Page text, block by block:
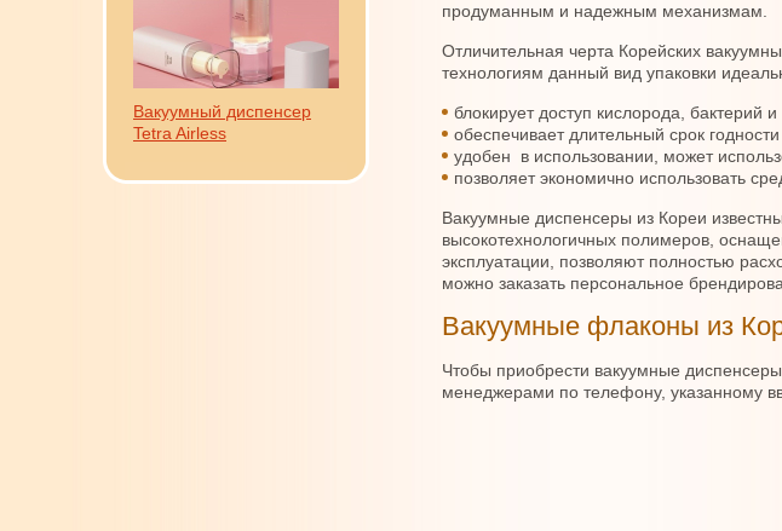
Вакуумный диспенсер
Tetra Airless
продуманным и надежным механизмам.
Отличительная черта Корейских
технологиям данный вид упаковки
блокирует доступ кислорода, бактерий
обеспечивает длительный срок
удобен в использовании, может
позволяет экономично использовать
Вакуумные диспенсеры из Кореи
высокотехнологичных полимеров,
эксплуатации, позволяют полностью
можно заказать персональное
Вакуумные флаконы из
Чтобы приобрести вакуумные
менеджерами по телефону, указанному